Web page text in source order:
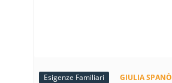
Esigenze Familiari GIULIA SPANÒ